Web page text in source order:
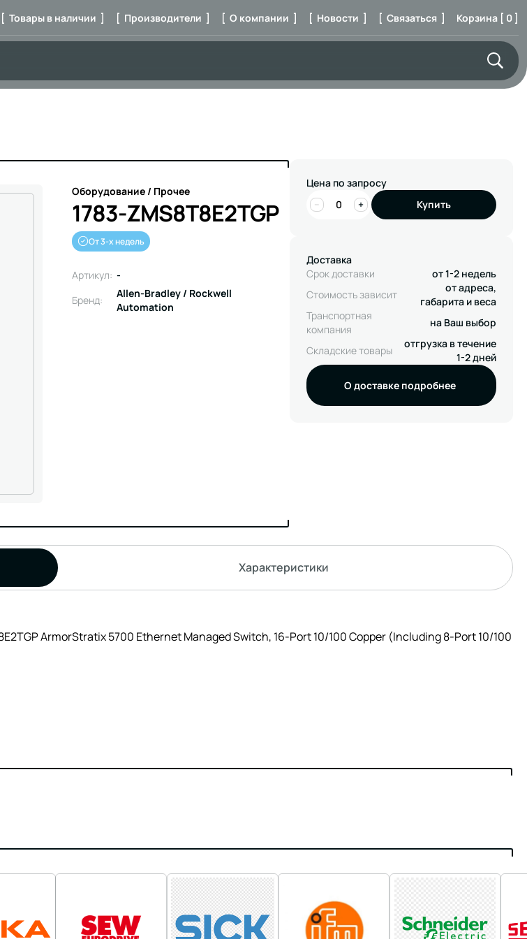
[ Товары в наличии ] [ Производители ] [ О компании ] [ Новости ] [ Связаться ] Корзина [ 0 ]
Оборудование / Прочее
1783-ZMS8T8E2TGP
От 3-х недель
Артикул: -
Бренд:
Allen-Bradley / Rockwell
Automation
Цена по запросу
−
+ Купить
Доставка
Срок доставки
от 1-2 недель
Стоимость зависит
от адреса,
габарита и веса
Транспортная
компания
на Ваш выбор
Складские товары
отгрузка в течение
1-2 дней
О доставке подробнее
Характеристики
ArmorStratix 5700 Ethernet Managed Switch, 16-Port 10/100 Copper (Including 8-Port 10/100